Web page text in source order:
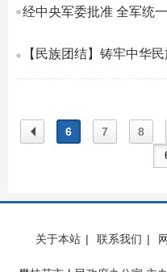
页
6 7 8
关于本站 | 联系我们 |